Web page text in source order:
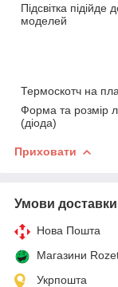
Підсвітка підійде
моделей
Термоскотч на
Форма та розмір
(діода)
Приховати
Умови доставки
Нова Пошта
Магазини
Укрпошта